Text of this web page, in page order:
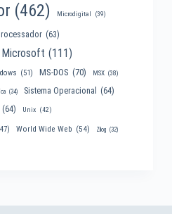
(462) Microdigital (39)
(63)
Microsoft (111)
(51) MS-DOS (70) MSX (38)
(34) Sistema Operacional (64)
(64) Unix (42)
World Wide Web (54) Zilog (32)